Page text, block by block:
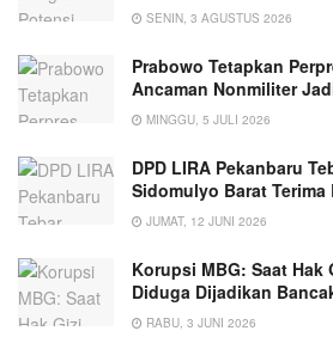
SENIN, 3 AGUSTUS 2026
Prabowo Tetapkan
Ancaman Nonmiliter
MINGGU, 5 JULI 2026
DPD LIRA Pekanbaru
Sidomulyo Barat Terima
JUMAT, 12 JUNI 2026
Korupsi MBG: Saat Hak
Diduga Dijadikan
RABU, 3 JUNI 2026